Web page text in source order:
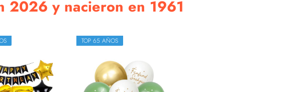
2026 y nacieron en 1961
TOP 65 AÑOS